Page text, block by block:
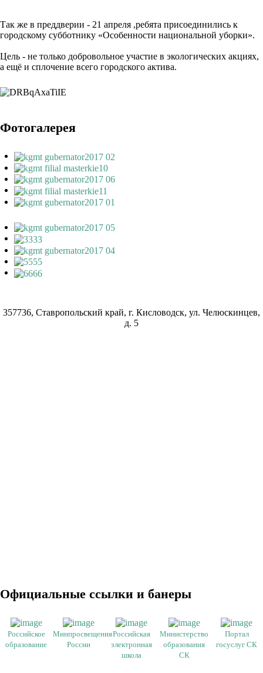
Так же в преддверии - 21 апреля ,ребята присоединились к
городскому субботнику «Особенности национальной уборки».
Цель - не только добровольное участие в экологических акциях,
а ещё и сплочение всего городского актива.
Фотогалерея
357736, Ставропольский край, г. Кисловодск, ул. Челюскинцев,
д. 5
Официальные ссылки и банеры
Российское
образование
Минпросвещения
России
Российская
электронная
школа
Министерство
образования
СК
Портал
госуслуг СК